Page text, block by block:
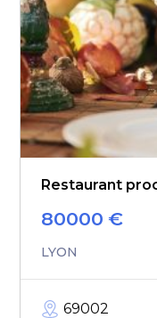
Restaurant
80000 €
LYON
69002